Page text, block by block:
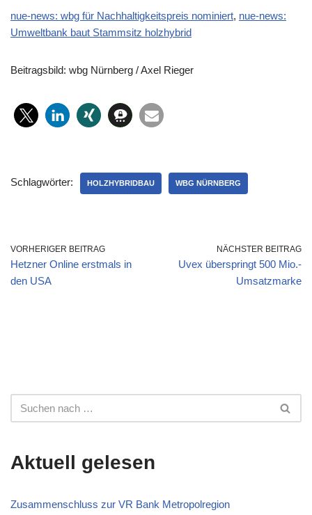
nue-news: wbg für Nachhaltigkeitspreis nominiert, nue-news:
Umweltbank baut Stammsitz holzhybrid
Beitragsbild: wbg Nürnberg / Axel Rieger
Schlagwörter: HOLZHYBRIDBAU WBG NÜRNBERG
VORHERIGER BEITRAG
Hetzner Online erstmals in
den USA
NÄCHSTER BEITRAG
Uvex überspringt 500 Mio.-
Umsatzmarke
Aktuell gelesen
Zusammenschluss zur VR Bank Metropolregion